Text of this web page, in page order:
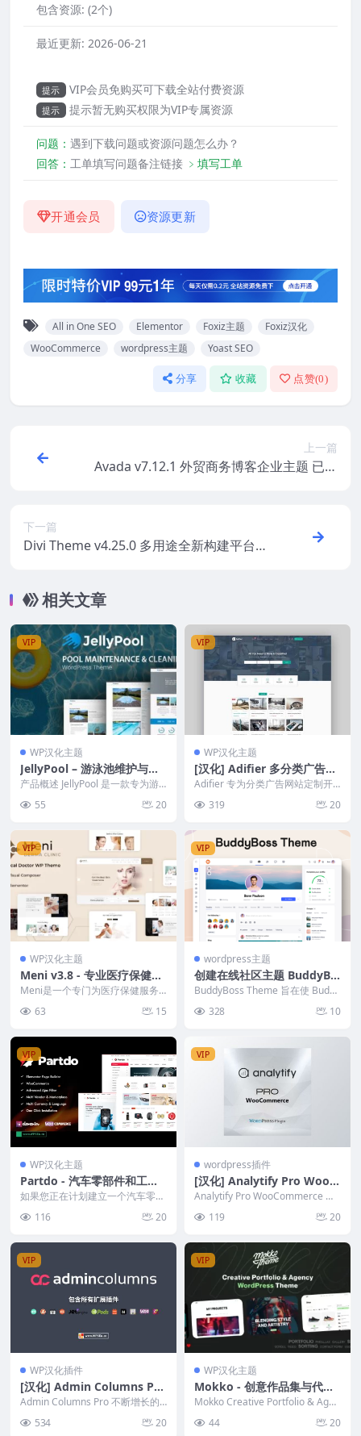
包含资源: (2个)
最近更新: 2026-06-21
提示 VIP会员免购买可下载全站付费资源
提示 提示暂无购买权限为VIP专属资源
问题： 遇到下载问题或资源问题怎么办？
回答： 工单填写问题备注链接 ﹥填写工单
开通会员 资源更新
All in One SEO Elementor Foxiz主题
Foxiz汉化
WooCommerce
wordpress主题 Yoast SEO
分享 收藏 点赞(0)
上一篇
Avada v7.12.1 外贸商务博客企业主题 已汉
下一篇
Divi Theme v4.25.0 多用途全新构建平台主
相关文章
VIP
WP汉化主题
JellyPool – 游泳池维护与清
洁 WordPress 主题
产品概述 JellyPool 是一款专为游
Pr... 55 20
VIP
WP汉化主题
[汉化] Adifier 多分类广告推
广营销主题 v3.9.5
Adifier 专为分类广告网站定制开
方插件，我们...
319 20
VIP
WP汉化主题
Meni v3.8 - 专业医疗保健和
医院WordPress主题
Meni是一个专门为医疗保健服务
建立医院、...
63 15
VIP
wordpress主题
创建在线社区主题 BuddyBo
ss Theme v2.15.2
BuddyBoss Theme 旨在使 Buddy
328 10
VIP
WP汉化主题
Partdo - 汽车零部件和工具
商店WooCommerce主题
如果您正在计划建立一个汽车零部
选择。作为一款...
116 20
VIP
wordpress插件
[汉化] Analytify Pro WooC
ommerce v5.5.1 无缝跟踪
Woo电商分析插件
Analytify Pro WooCommerce 介
119 20
VIP
WP汉化插件
[汉化] Admin Columns Pro
v6.4.21 最佳的内容管理 Wo
rdPress 插件+全套扩展附件
Admin Columns Pro 不断增长的
栏可...
534 20
VIP
WP汉化主题
Mokko - 创意作品集与代理
WordPress主题
Mokko Creative Portfolio & Agen
44 20